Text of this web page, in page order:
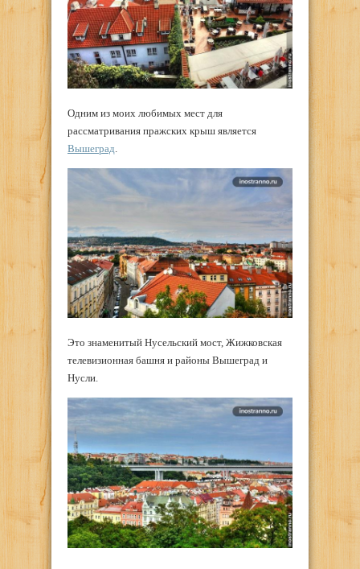
Одним из моих любимых мест для
рассматривания пражских крыш является
Вышеград
Это знаменитый Нусельский мост, Жижковская
телевизионная башня и районы Вышеград и
Нусли.